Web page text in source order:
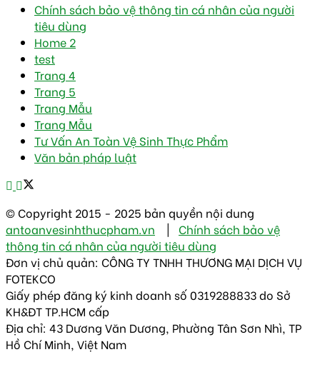
Chính sách bảo vệ thông tin cá nhân của người
tiêu dùng
Home 2
test
Trang 4
Trang 5
Trang Mẫu
Trang Mẫu
Tư Vấn An Toàn Vệ Sinh Thực Phẩm
Văn bản pháp luật
© Copyright 2015 - 2025 bản quyền nội dung
antoanvesinhthucpham.vn | Chính sách bảo vệ
thông tin cá nhân của người tiêu dùng
Đơn vị chủ quản: CÔNG TY TNHH THƯƠNG MẠI DỊCH VỤ
FOTEKCO
Giấy phép đăng ký kinh doanh số 0319288833 do Sở
KH&ĐT TP.HCM cấp
Địa chỉ: 43 Dương Văn Dương, Phường Tân Sơn Nhì, TP
Hồ Chí Minh, Việt Nam